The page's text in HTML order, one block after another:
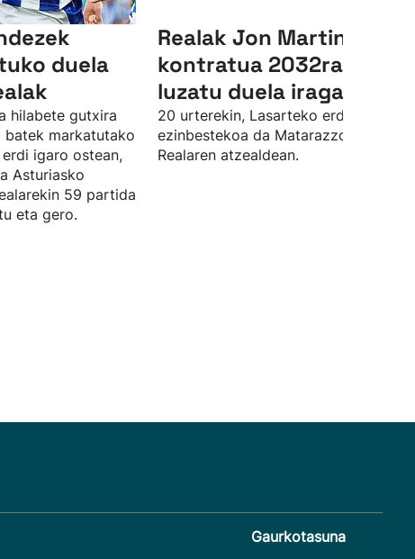
duela
hilabete gutxira
batek markatutako
igaro ostean,
Asturiasko
59 partida
eta gero.
Realak Jon Martinen
kontratua 2032ra arte
luzatu duela iragarri du
20 urterekin, Lasarteko erdiko
ezinbestekoa da Matarazzorentzat
Realaren atzealdean.
Gaurkotasuna